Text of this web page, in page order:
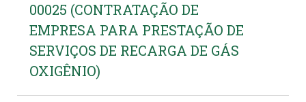
00025 (CONTRATAÇÃO DE
EMPRESA PARA PRESTAÇÃO DE
SERVIÇOS DE RECARGA DE GÁS
OXIGÊNIO)